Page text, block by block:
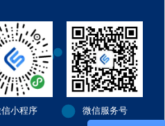
微信服务号
小程序